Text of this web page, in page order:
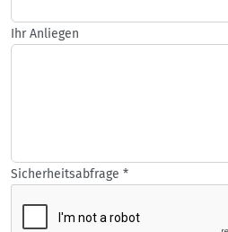
Ihr Anliegen
Sicherheitsabfrage *